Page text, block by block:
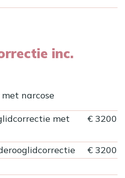
inc.
narcose
met
€ 3200
€ 3200